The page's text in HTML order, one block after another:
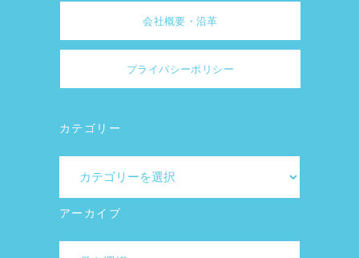
会社概要・沿革
プライバシーポリシー
カテゴリー
アーカイブ